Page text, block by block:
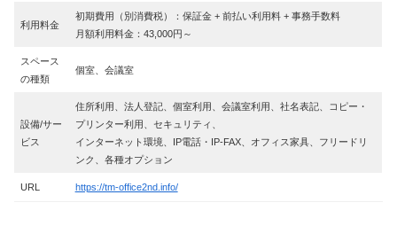
利用料金
初期費用（別消費税）：保証金 + 前払い利用料 + 事務手数料
月額利用料金：43,000円～
スペース
の種類
個室、会議室
設備/サー
ビス
住所利用、法人登記、個室利用、会議室利用、社名表記、コピー・
プリンター利用、セキュリティ、
インターネット環境、IP電話・IP-FAX、オフィス家具、フリードリ
ンク、各種オプション
URL https://tm-office2nd.info/